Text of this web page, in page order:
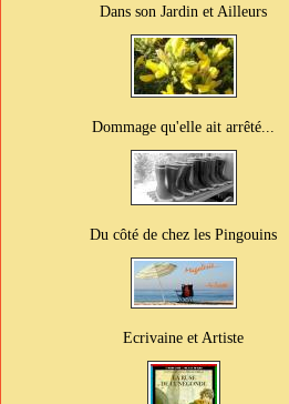
Dans son Jardin et Ailleurs
Dommage qu'elle ait arrêté...
Du côté de chez les Pingouins
Ecrivaine et Artiste